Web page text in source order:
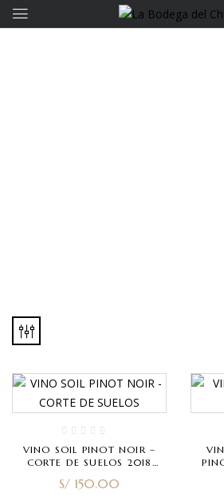
VINO SOIL PINOT NOIR –
CORTE DE SUELOS 2018
S/ 150.00